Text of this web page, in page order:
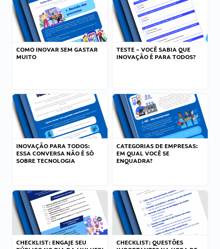
COMO INOVAR SEM GASTAR
MUITO
TESTE – VOCÊ SABIA QUE
INOVAÇÃO É PARA TODOS?
INOVAÇÃO PARA TODOS:
ESSA CONVERSA NÃO É SÓ
SOBRE TECNOLOGIA
CATEGORIAS DE EMPRESAS:
EM QUAL VOCÊ SE
ENQUADRA?
CHECKLIST: ENGAJE SEU
CHECKLIST: QUESTÕES